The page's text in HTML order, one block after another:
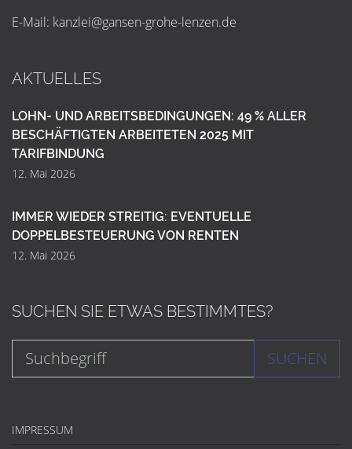
E-Mail: kanzlei@gansen-grohe-lenzen.de
AKTUELLES
LOHN- UND ARBEITSBEDINGUNGEN: 49 % ALLER
BESCHÄFTIGTEN ARBEITETEN 2025 MIT
TARIFBINDUNG
12. Mai 2026
IMMER WIEDER STREITIG: EVENTUELLE
DOPPELBESTEUERUNG VON RENTEN
12. Mai 2026
SUCHEN SIE ETWAS BESTIMMTES?
SUCHEN
IMPRESSUM